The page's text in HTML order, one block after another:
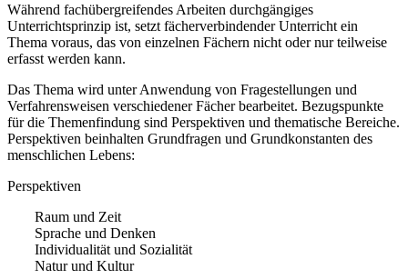
Während fachübergreifendes Arbeiten durchgängiges
Unterrichtsprinzip ist, setzt fächerverbindender Unterricht ein
Thema voraus, das von einzelnen Fächern nicht oder nur teilweise
erfasst werden kann.
Das Thema wird unter Anwendung von Fragestellungen und
Verfahrensweisen verschiedener Fächer bearbeitet. Bezugspunkte
für die Themenfindung sind Perspektiven und thematische Bereiche.
Perspektiven beinhalten Grundfragen und Grundkonstanten des
menschlichen Lebens:
Perspektiven
Raum und Zeit
Sprache und Denken
Individualität und Sozialität
Natur und Kultur